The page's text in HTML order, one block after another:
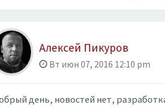
Алексей Пикуров
Вт июн 07, 2016 12:10 pm
день, новостей нет,